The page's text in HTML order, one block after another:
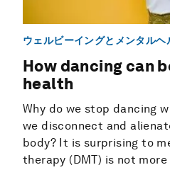
ウェルビーイングとメンタルヘ
How dancing can
health
Why do we stop dancing
we disconnect and
body? It is surprising to
therapy (DMT) is not